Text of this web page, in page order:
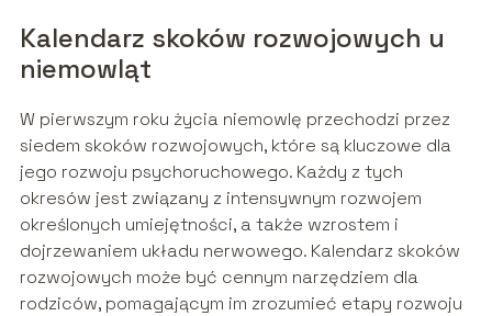
Kalendarz skoków rozwojowych u
niemowląt
W pierwszym roku życia niemowlę przechodzi przez
siedem skoków rozwojowych, które są kluczowe dla
jego rozwoju psychoruchowego. Każdy z tych
okresów jest związany z intensywnym rozwojem
określonych umiejętności, a także wzrostem i
dojrzewaniem układu nerwowego. Kalendarz skoków
rozwojowych może być cennym narzędziem dla
rodziców, pomagającym im zrozumieć etapy rozwoju